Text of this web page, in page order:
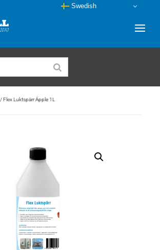
/ Flex Luktspärr Äpple 1L
Swedish